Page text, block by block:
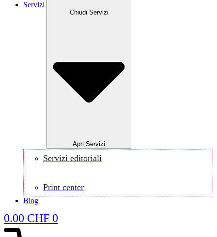
Servizi
Chiudi Servizi
Apri Servizi
Servizi editoriali
Print center
Blog
0.00 CHF 0